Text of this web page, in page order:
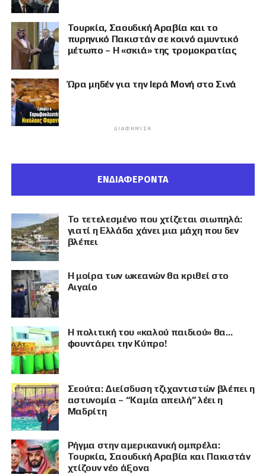
Τουρκία, Σαουδική Αραβία και το
πυρηνικό Πακιστάν σε κοινό αμυντικό
μέτωπο – Η «σκιά» της τρομοκρατίας
Ώρα μηδέν για την Ιερά Μονή στο Σινά
ΔΙΑΦΉΜΙΣΗ
ΕΝΔΙΑΦΕΡΟΝΤΑ
Το τετελεσμένο που χτίζεται σιωπηλά:
γιατί η Ελλάδα χάνει μια μάχη που δεν
βλέπει
Η μοίρα των ωκεανών θα κριθεί στο
Αιγαίο
Η πολιτική του «καλού παιδιού» θα…
φουντάρει την Κύπρο!
Σεούτα: Διείσδυση τζιχαντιστών βλέπει η
αστυνομία – “Καμία απειλή” λέει η
Μαδρίτη
Ρήγμα στην αμερικανική ομπρέλα:
Τουρκία, Σαουδική Αραβία και Πακιστάν
χτίζουν νέο άξονα